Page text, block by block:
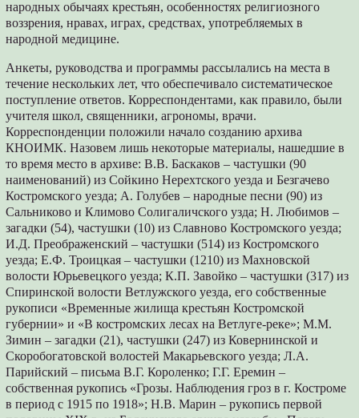
народных обычаях крестьян, особенностях религиозного
воззрения, нравах, играх, средствах, употребляемых в
народной медицине.
Анкеты, руководства и программы рассылались на места в
течение нескольких лет, что обеспечивало систематическое
поступление ответов. Корреспондентами, как правило, были
учителя школ, священники, агрономы, врачи.
Корреспонденции положили начало созданию архива
КНОИМК. Назовем лишь некоторые материалы, нашедшие в
то время место в архиве: В.В. Баскаков – частушки (90
наименований) из Сойкино Нерехтского уезда и Безгачево
Костромского уезда; А. Голубев – народные песни (90) из
Сальниково и Климово Солигаличского узда; Н. Любимов –
загадки (54), частушки (10) из Славново Костромского уезда;
И.Д. Преображенский – частушки (514) из Костромского
уезда; Е.Ф. Троицкая – частушки (1210) из Махновской
волости Юрьевецкого уезда; К.П. Завойко – частушки (317) из
Спиринской волости Ветлужского уезда, его собственные
рукописи «Временные жилища крестьян Костромской
губернии» и «В костромских лесах на Ветлуге-реке»; М.М.
Зимин – загадки (21), частушки (247) из Ковернинской и
Скоробогатовской волостей Макарьевского уезда; Л.А.
Парийский – письма В.Г. Короленко; Г.Г. Еремин –
собственная рукопись «Грозы. Наблюдения гроз в г. Костроме
в период с 1915 по 1918»; Н.В. Марин – рукопись первой